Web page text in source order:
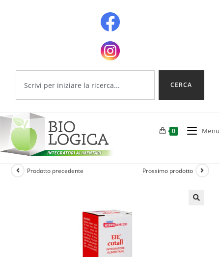
CERCA
0 Menu
Prodotto precedente Prossimo prodotto